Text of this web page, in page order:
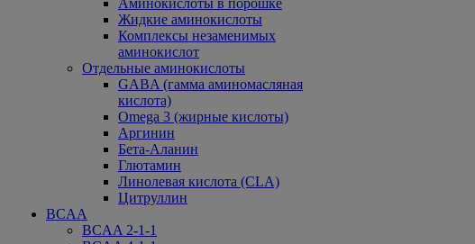
Аминокислоты в порошке
Жидкие аминокислоты
Комплексы незаменимых
аминокислот
Отдельные аминокислоты
GABA (гамма аминомасляная
кислота)
Omega 3 (жирные кислоты)
Аргинин
Бета-Аланин
Глютамин
Линолевая кислота (CLA)
Цитруллин
BCAA
BCAA 2-1-1